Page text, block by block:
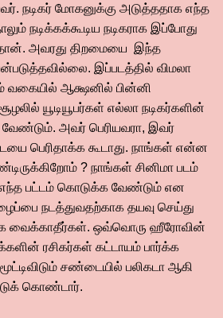
நடிகர் மோகனுக்கு அடுத்ததாக எந்த
நடிக்கக்கூடிய நடிகராக இப்போது
தான். அவரது திறமையை இந்த
இப்படத்தில் விமலா
வகையில் ஆக்ஷனில் பின்னி
யூடியூபர்கள் எல்லா நடிகர்களின்
அவர் பெரியவரா, இவர்
பெரிதாக்க கூடாது. நாங்கள் என்ன
? நாங்கள் சினிமா படம்
எந்த பட்டம் கொடுக்க வேண்டும் என
நடத்துவதற்காக தயவு செய்து
வைக்காதீர்கள். ஒவ்வொரு ஹீரோவின்
ரசிகர்கள் கட்டாயம் பார்க்க
சண்டையில் பலிகடா ஆகி
கொண்டார்.